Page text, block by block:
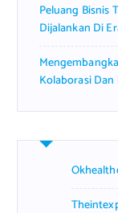
Peluang Bisnis
Dijalankan Di
Kolaborasi